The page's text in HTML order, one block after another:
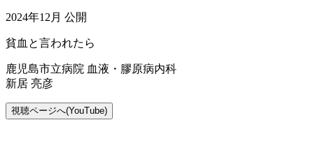
2024年12月 公開
貧血と言われたら
鹿児島市立病院 血液・膠原病内科
新居 亮彦
視聴ページへ(YouTube)